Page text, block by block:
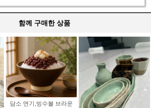
함께 구매한 상품
담소 면기,빙수볼 브라운